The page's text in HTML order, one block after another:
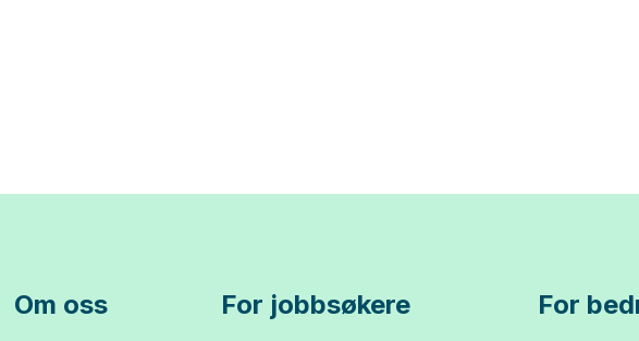
Om oss For jobbsøkere For